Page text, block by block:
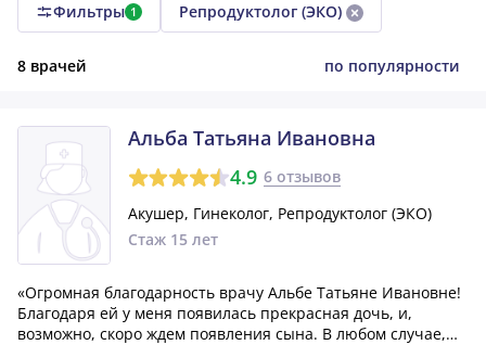
Фильтры 1 Репродуктолог (ЭКО)
8 врачей по популярности
Альба Татьяна Ивановна
4.9 6 отзывов
Акушер, Гинеколог, Репродуктолог (ЭКО)
Стаж 15 лет
«Огромная благодарность врачу Альбе Татьяне Ивановне!
Благодаря ей у меня появилась прекрасная дочь, и,
возможно, скоро ждем появления сына. В любом случае,